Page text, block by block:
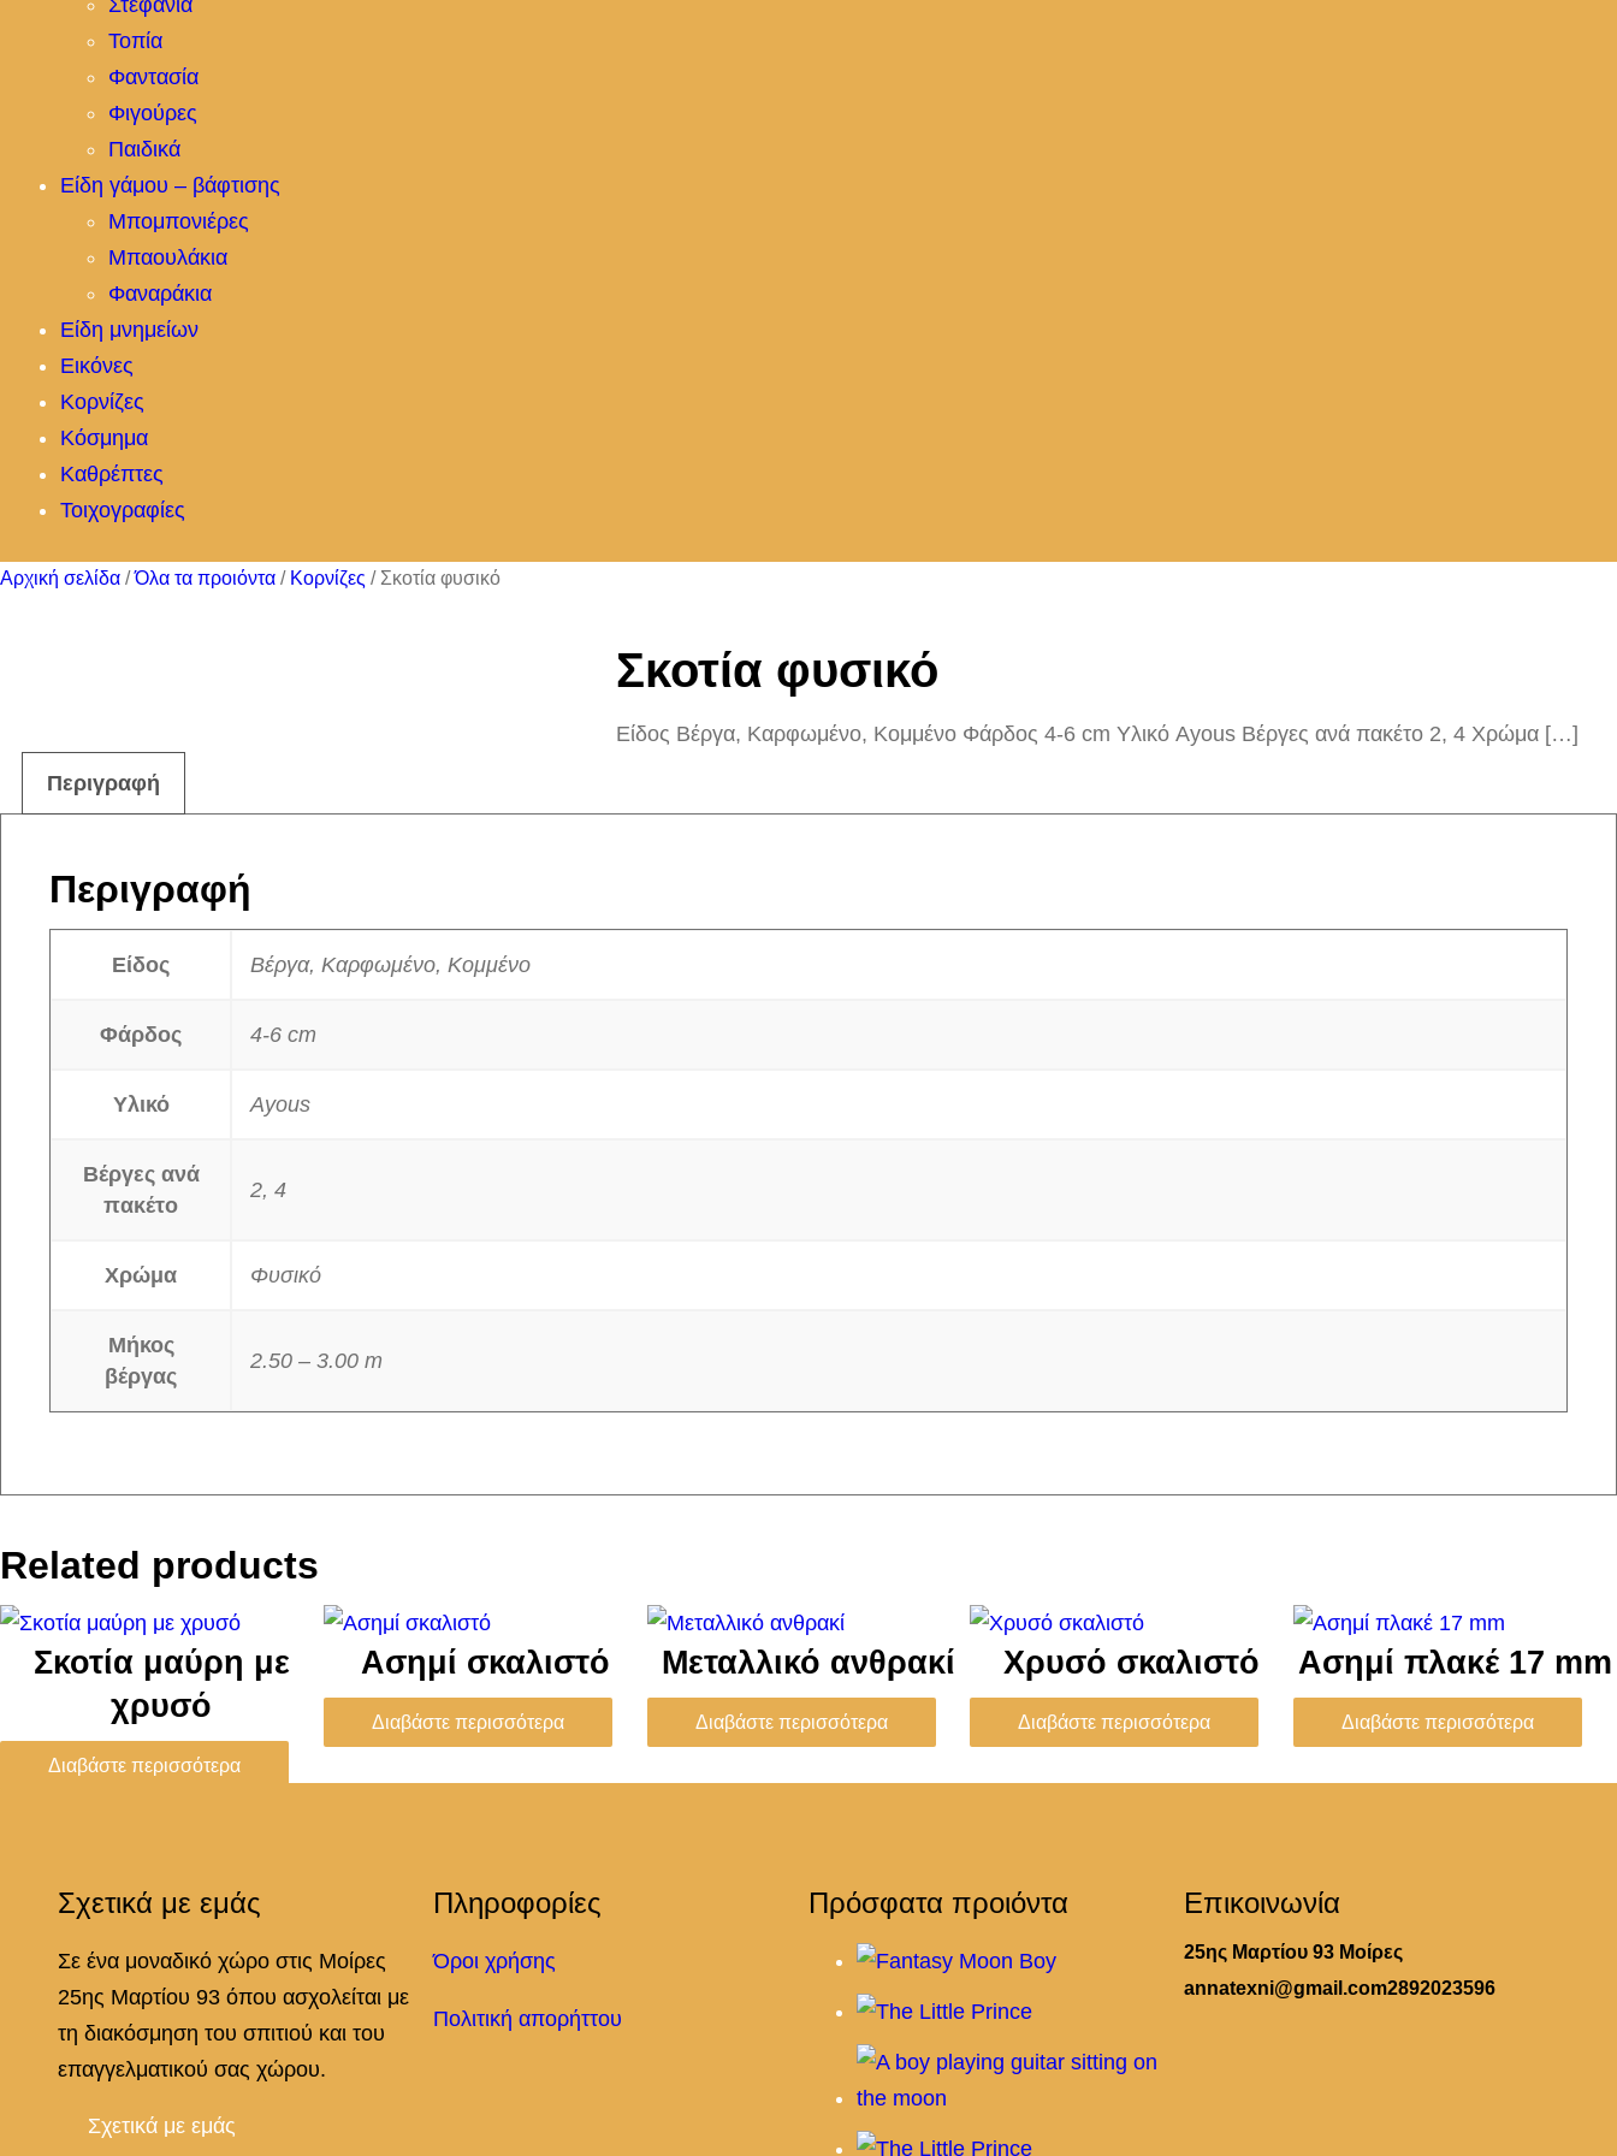
Στεφάνια
Τοπία
Φαντασία
Φιγούρες
Παιδικά
Είδη γάμου – βάφτισης
Μπομπονιέρες
Μπαουλάκια
Φαναράκια
Είδη μνημείων
Εικόνες
Κορνίζες
Κόσμημα
Καθρέπτες
Τοιχογραφίες
Αρχική σελίδα /Όλα τα προιόντα / Κορνίζες / Σκοτία φυσικό
Σκοτία φυσικό
Είδος Βέργα, Καρφωμένο, Κομμένο Φάρδος 4-6 cm Υλικό Ayous Βέργες ανά πακέτο 2, 4 Χρώμα […]
Περιγραφή
Περιγραφή
Είδος Βέργα, Καρφωμένο, Κομμένο
Φάρδος 4-6 cm
Υλικό Ayous
Βέργες ανά
πακέτο
2, 4
Χρώμα Φυσικό
Μήκος
βέργας
2.50 – 3.00 m
Related products
Σκοτία μαύρη με
χρυσό
Διαβάστε περισσότερα
Ασημί σκαλιστό
Διαβάστε περισσότερα
Μεταλλικό ανθρακί
Διαβάστε περισσότερα
Χρυσό σκαλιστό
Διαβάστε περισσότερα
Ασημί πλακέ 17 mm
Διαβάστε περισσότερα
Σχετικά με εμάς
Σε ένα μοναδικό χώρο στις Μοίρες
25ης Μαρτίου 93 όπου ασχολείται με
τη διακόσμηση του σπιτιού και του
επαγγελματικού σας χώρου.
Σχετικά με εμάς
Πληροφορίες
Όροι χρήσης
Πολιτική απορήττου
Πρόσφατα προιόντα Επικοινωνία
25ης Μαρτίου 93 Μοίρες
annatexni@gmail.com2892023596